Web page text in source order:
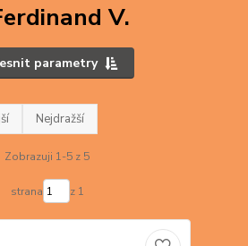
V.
parametry
Nejdražší
Zobrazuji 1-5 z 5
strana z 1